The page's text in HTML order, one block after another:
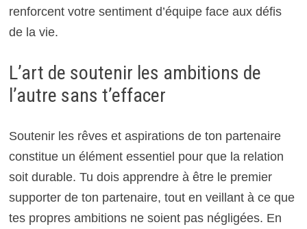
renforcent votre sentiment d’équipe face aux défis
de la vie.
L’art de soutenir les ambitions de
l’autre sans t’effacer
Soutenir les rêves et aspirations de ton partenaire
constitue un élément essentiel pour que la relation
soit durable. Tu dois apprendre à être le premier
supporter de ton partenaire, tout en veillant à ce que
tes propres ambitions ne soient pas négligées. En